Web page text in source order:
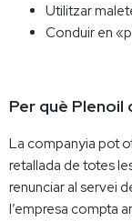
Utilitzar
Conduir en
Per què
La companyia pot
retallada de totes
renunciar al servei
l’empresa compta